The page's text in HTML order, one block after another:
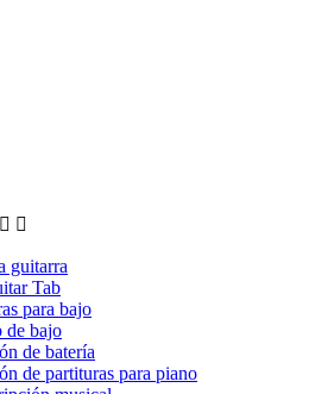
 
guitarra
Tab
para bajo
de bajo
de batería
de partituras para piano